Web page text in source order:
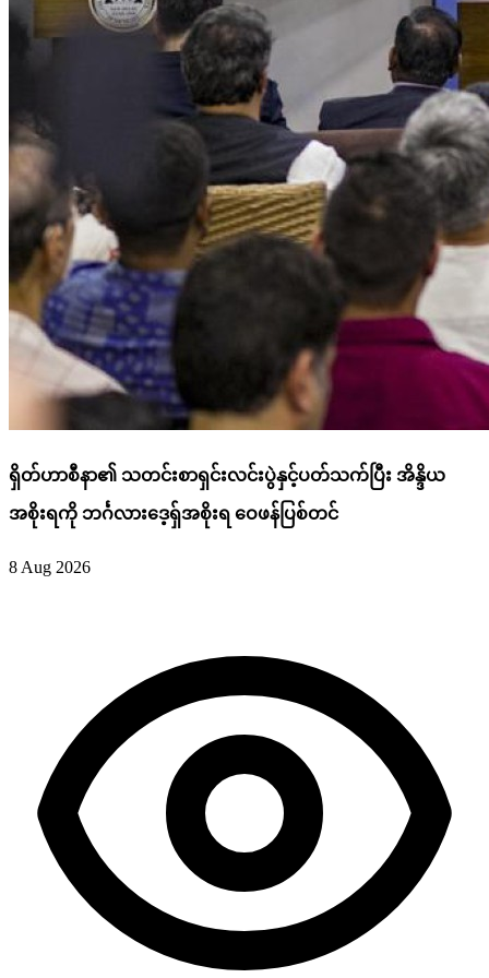
ရှိတ်ဟာစီနာ၏ သတင်းစာရှင်းလင်းပွဲနှင့်ပတ်သက်ပြီး အိန္ဒိယ
အစိုးရကို ဘင်္ဂလားဒေ့ရှ်အစိုးရ ဝေဖန်ပြစ်တင်
8 Aug 2026